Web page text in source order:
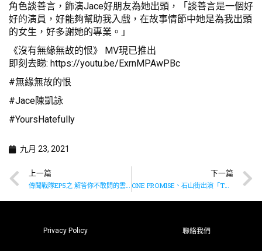
角色談善言，飾演Jace好朋友為她出頭，「談善言是一個好
好的演員，好能夠幫助我入戲，在故事情節中她是為我出頭
的女生，好多謝她的專業。」
《沒有無緣無故的恨》 MV現已推出
即刻去睇: https://youtu.be/ExrnMPAwPBc
#無緣無故的恨
#Jace陳凱詠
#YoursHatefully
九月 23, 2021
上一篇
傳聞戰隊EP5之 解答你不敢問的雲吞麵迷思🍜
下一篇
ONE PROMISE、石山街出演「TONE MUSIC FESTIVAL 2021：未來音樂祭」
Privacy Policy 聯絡我們